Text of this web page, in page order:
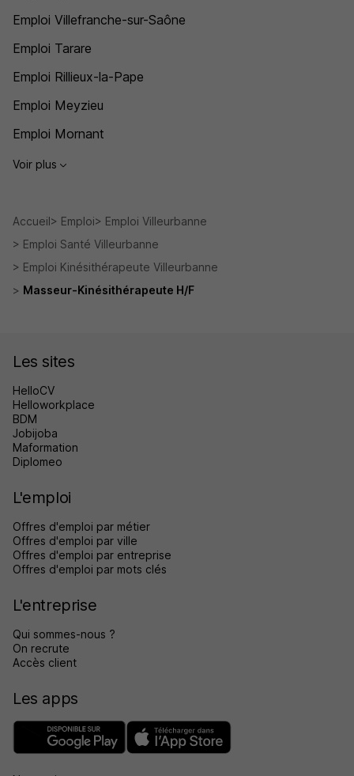
Emploi Villefranche-sur-Saône
Emploi Tarare
Emploi Rillieux-la-Pape
Emploi Meyzieu
Emploi Mornant
Voir plus
Accueil Emploi
Emploi Villeurbanne
Emploi Santé Villeurbanne
Emploi Kinésithérapeute Villeurbanne
Masseur-Kinésithérapeute H/F
Les sites
HelloCV
Helloworkplace
BDM
Jobijoba
Maformation
Diplomeo
L'emploi
Offres d'emploi par métier
Offres d'emploi par ville
Offres d'emploi par entreprise
Offres d'emploi par mots clés
L'entreprise
Qui sommes-nous ?
On recrute
Accès client
Les apps